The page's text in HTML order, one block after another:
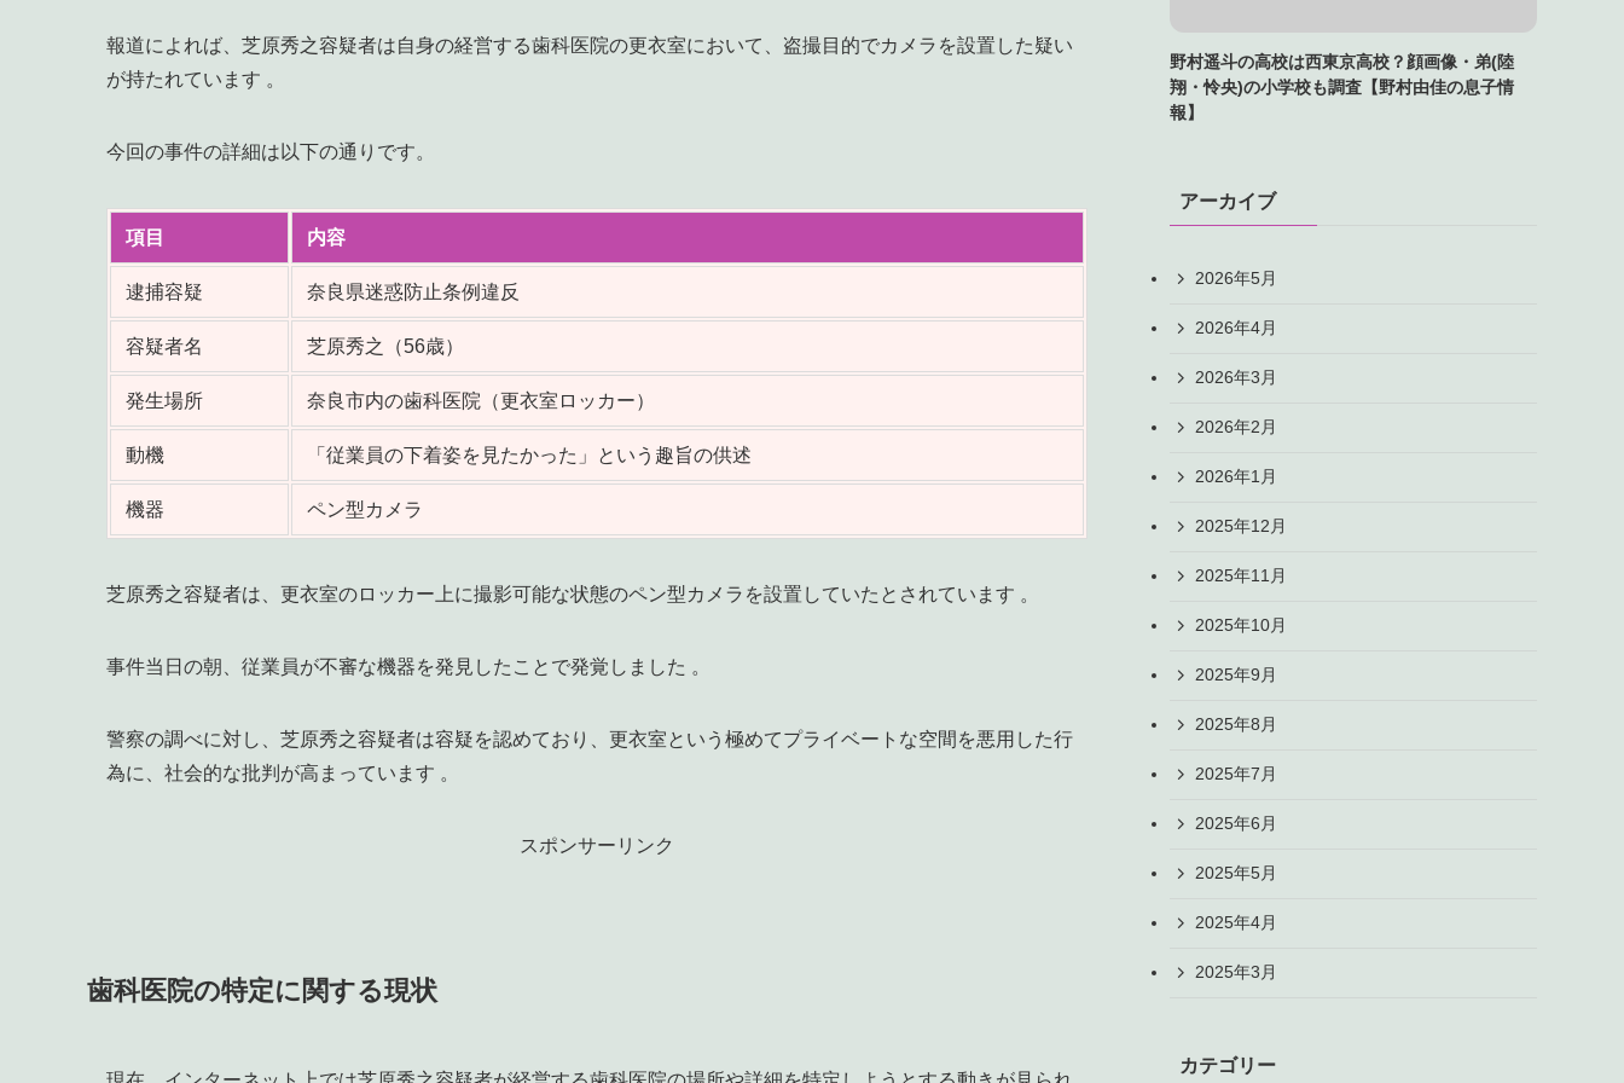
報道によれば、芝原秀之容疑者は自身の経営する歯科医院の更衣室において、盗撮目的でカメラを設置した疑い
が持たれています 。
今回の事件の詳細は以下の通りです。
項目 内容
逮捕容疑 奈良県迷惑防止条例違反
容疑者名 芝原秀之（56歳）
発生場所 奈良市内の歯科医院（更衣室ロッカー）
動機 「従業員の下着姿を見たかった」という趣旨の供述
機器 ペン型カメラ
芝原秀之容疑者は、更衣室のロッカー上に撮影可能な状態のペン型カメラを設置していたとされています 。
事件当日の朝、従業員が不審な機器を発見したことで発覚しました 。
警察の調べに対し、芝原秀之容疑者は容疑を認めており、更衣室という極めてプライベートな空間を悪用した行
為に、社会的な批判が高まっています 。
スポンサーリンク
歯科医院の特定に関する現状
野村遥斗の高校は西東京高校？顔画像・弟(陸
翔・怜央)の小学校も調査【野村由佳の息子情
報】
アーカイブ
2026年5月
2026年4月
2026年3月
2026年2月
2026年1月
2025年12月
2025年11月
2025年10月
2025年9月
2025年8月
2025年7月
2025年6月
2025年5月
2025年4月
2025年3月
カテゴリー